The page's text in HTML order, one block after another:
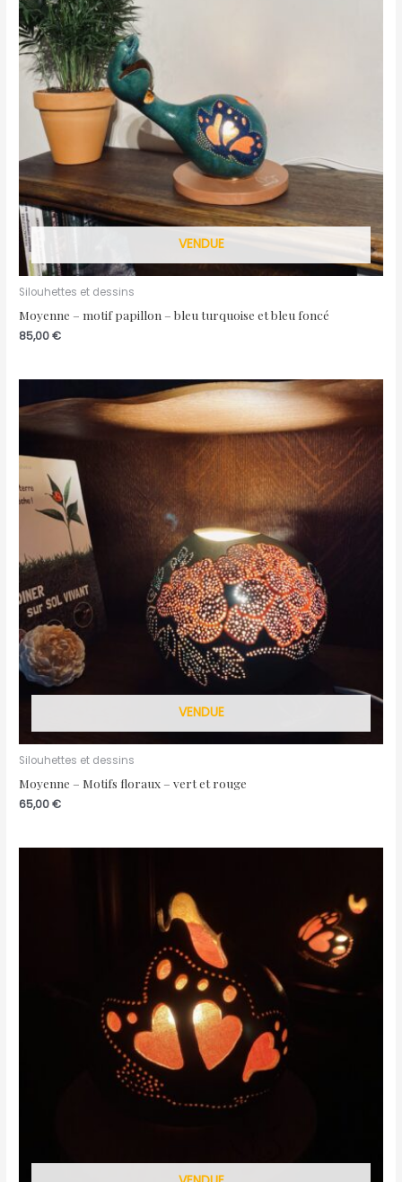
VENDUE
Silouhettes et dessins
Moyenne – motif papillon – bleu turquoise et bleu foncé
85,00€
VENDUE
Silouhettes et dessins
Moyenne – Motifs floraux – vert et rouge
65,00€